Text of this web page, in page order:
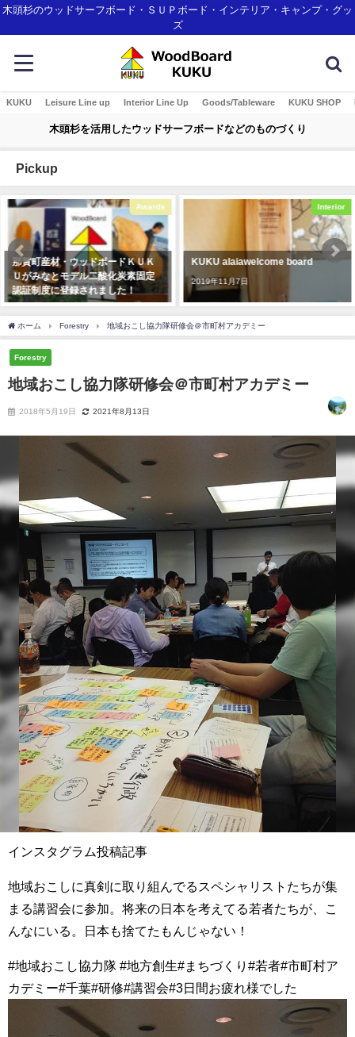
木頭杉のウッドサーフボード・ＳＵＰボード・インテリア・キャンプ・グッ
ズ
KUKU Leisure Line up Interior Line Up Goods/Tableware KUKU SHOP
木頭杉を活用したウッドサーフボードなどのものづくり
Pickup
Awards
那賀町産材・ウッドボードＫＵＫ
Ｕがみなとモデル二酸化炭素固定
認証制度に登録されました！
Interior
KUKU alaiawelcome board
2019年11月7日
ホーム Forestry 地域おこし協力隊研修会＠市町村アカデミー
Forestry
地域おこし協力隊研修会＠市町村アカデミー
2018年5月19日 2021年8月13日
インスタグラム投稿記事
地域おこしに真剣に取り組んでるスペシャリストたちが集
まる講習会に参加。将来の日本を考えてる若者たちが、こ
んなにいる。日本も捨てたもんじゃない！
#地域おこし協力隊 #地方創生#まちづくり#若者#市町村ア
カデミー#千葉#研修#講習会#3日間お疲れ様でした